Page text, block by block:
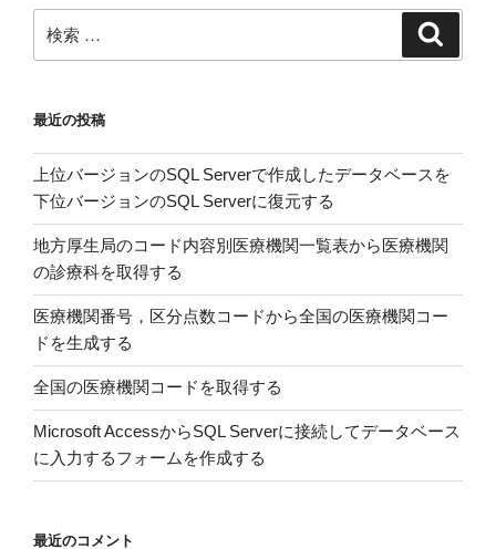
で
弾
葬・
相
続
放
棄
手
続
き”
の
索:
最近の投稿
上位バージョンのSQL Serverで作成したデータベースを
下位バージョンのSQL Serverに復元する
地方厚生局のコード内容別医療機関一覧表から医療機関
の診療科を取得する
医療機関番号，区分点数コードから全国の医療機関コー
ドを生成する
全国の医療機関コードを取得する
Microsoft AccessからSQL Serverに接続してデータベース
に入力するフォームを作成する
最近のコメント